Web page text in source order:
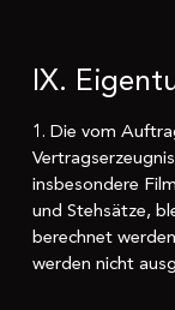
IX.
1. Die vom
insbesondere
und Stehsätze,
berechnet
werden nicht